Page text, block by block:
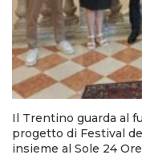
Il Trentino guarda al
progetto di Festival
insieme al Sole 24 Ore